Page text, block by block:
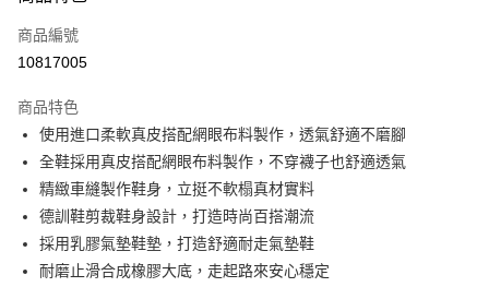
信用卡一次付款
信用卡分期付款
合作金庫商業銀行
華南商業銀行
彰化商業銀行
上海商業儲蓄銀行
台北富邦商業銀行
國泰世華商業銀行
兆豐國際商業銀行
臺灣中小企業銀行
台中商業銀行
匯豐（台灣）商業銀行
華泰商業銀行
聯邦商業銀行
遠東國際商業銀行
元大商業銀行
永豐商業銀行
超商取貨付款
LINE Pay
Apple Pay
街口支付
商品編號
10817005
商品特色
使用進口柔軟真皮搭配網眼布料製作，透氣舒適不磨腳
全鞋採用真皮搭配網眼布料製作，不穿襪子也舒適透氣
精緻車縫製作鞋身，立挺不軟榻真材實料
德訓鞋剪裁鞋身設計，打造時尚百搭潮流
採用乳膠氣墊鞋墊，打造舒適耐走氣墊鞋
耐磨止滑合成橡膠大底，走起路來安心穩定